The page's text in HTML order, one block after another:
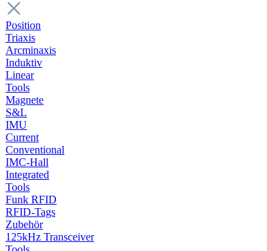
Position
Triaxis
Arcminaxis
Induktiv
Linear
Tools
Magnete
S&L
IMU
Current
Conventional
IMC-Hall
Integrated
Tools
Funk RFID
RFID-Tags
Zubehör
125kHz Transceiver